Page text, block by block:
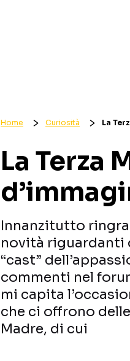
Home Curiosità La
La Terza
Innanzitutto
novità riguardanti
“cast”
commenti nel
mi capita
che ci offrono
Madre, di cui